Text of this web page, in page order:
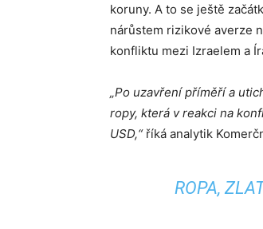
koruny. A to se ještě
nárůstem rizikové averze
konfliktu mezi Izraelem a
„Po uzavření příměří a
ropy, která v reakci na
USD,“ říká analytik
ROPA,